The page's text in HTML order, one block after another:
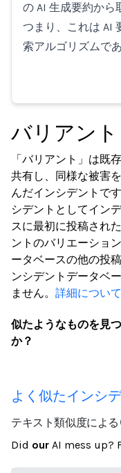
の AI 生成要約から
つまり、これは AI
索アルゴリズムで
バリアント
「バリアント」は既
共有し、同様な被害
んだインシデントで
シデントとしてイン
スに最初に投稿され
ントのバリエーショ
ータベースの他の投
ンシデントデータベ
ません。 詳細につい
似たようなものを見
か？
よく似たインシ
テキスト類似度による
Did our AI mess up?